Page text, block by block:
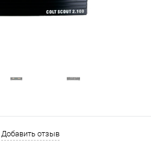
Добавить отзыв